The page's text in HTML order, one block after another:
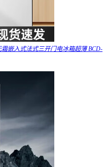
嵌入式法式三开门电冰箱超薄 BCD-